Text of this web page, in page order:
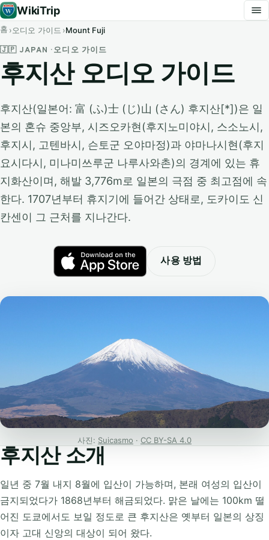
WikiTrip
홈 오디오 가이드 Mount Fuji
🇯🇵 JAPAN · 오디오 가이드
후지산 오디오 가이드
후지산(일본어: 富 (ふ)士 (じ)山 (さん) 후지산[*])은 일
본의 혼슈 중앙부, 시즈오카현(후지노미야시, 스소노시,
후지시, 고텐바시, 슨토군 오야마정)과 야마나시현(후지
요시다시, 미나미쓰루군 나루사와촌)의 경계에 있는 휴
지화산이며, 해발 3,776m로 일본의 극점 중 최고점에 속
한다. 1707년부터 휴지기에 들어간 상태로, 도카이도 신
칸센이 그 근처를 지나간다.
사용 방법
사진: Suicasmo · CC BY-SA 4.0
후지산 소개
일년 중 7월 내지 8월에 입산이 가능하며, 본래 여성의 입산이
금지되었다가 1868년부터 해금되었다. 맑은 날에는 100km 떨
어진 도쿄에서도 보일 정도로 큰 후지산은 옛부터 일본의 상징
이자 고대 신앙의 대상이 되어 왔다.